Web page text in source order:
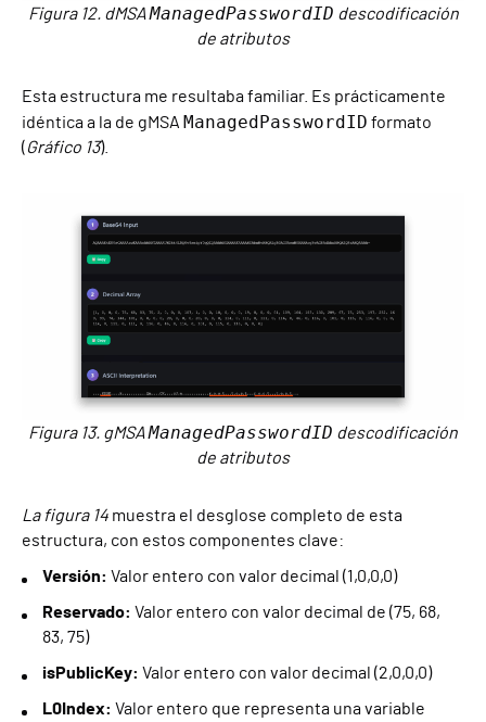
Figura 12. dMSAManagedPasswordID descodificación
de atributos
Esta estructura me resultaba familiar. Es prácticamente
idéntica a la de gMSA ManagedPasswordID formato
(Gráfico 13).
Figura 13. gMSAManagedPasswordID descodificación
de atributos
La figura 14 muestra el desglose completo de esta
estructura, con estos componentes clave:
Versión: Valor entero con valor decimal (1,0,0,0)
Reservado: Valor entero con valor decimal de (75, 68,
83, 75)
isPublicKey: Valor entero con valor decimal (2,0,0,0)
L0Index: Valor entero que representa una variable